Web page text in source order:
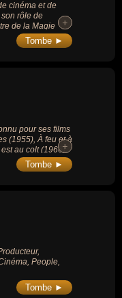
cinéma et de
rôle de
de la Magie
» (2001-2011, 8
de + de 70 ans :
+
+
Tombe ►
pour ses films
(1955), À feu et à
au colt (1966).
toutes les
dans
+
+
Tombe ►
People,
Tombe ►